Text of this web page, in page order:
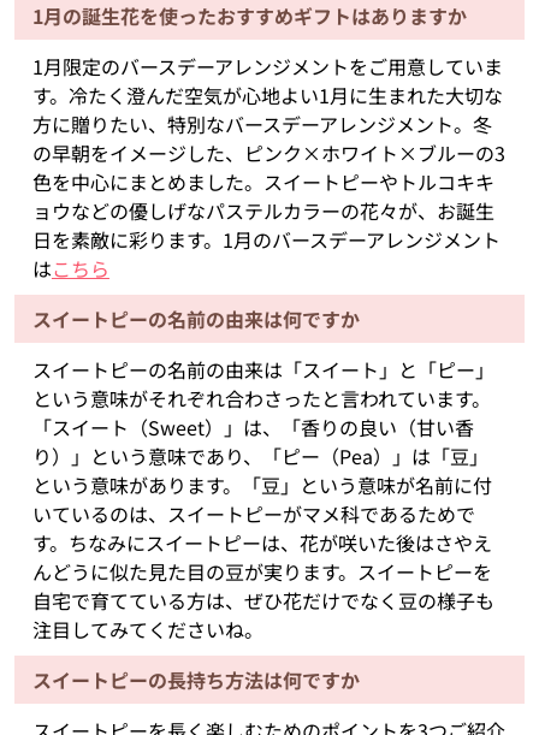
1月の誕生花を使ったおすすめギフトはありますか
1月限定のバースデーアレンジメントをご用意していま
す。冷たく澄んだ空気が心地よい1月に生まれた大切な
方に贈りたい、特別なバースデーアレンジメント。冬
の早朝をイメージした、ピンク×ホワイト×ブルーの3
色を中心にまとめました。スイートピーやトルコキキ
ョウなどの優しげなパステルカラーの花々が、お誕生
日を素敵に彩ります。1月のバースデーアレンジメント
はこちら
スイートピーの名前の由来は何ですか
スイートピーの名前の由来は「スイート」と「ピー」
という意味がそれぞれ合わさったと言われています。
「スイート（Sweet）」は、「香りの良い（甘い香
り）」という意味であり、「ピー（Pea）」は「豆」
という意味があります。「豆」という意味が名前に付
いているのは、スイートピーがマメ科であるためで
す。ちなみにスイートピーは、花が咲いた後はさやえ
んどうに似た見た目の豆が実ります。スイートピーを
自宅で育てている方は、ぜひ花だけでなく豆の様子も
注目してみてくださいね。
スイートピーの長持ち方法は何ですか